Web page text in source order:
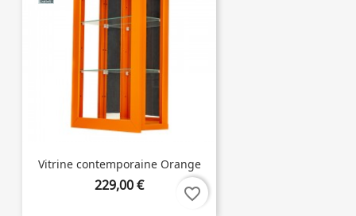
Vitrine contemporaine Orange
229,00 € favorite_border